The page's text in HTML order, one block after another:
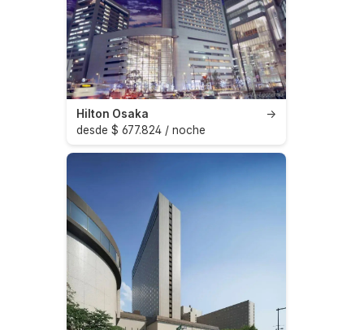
→
Hilton Osaka
desde $ 677.824 / noche